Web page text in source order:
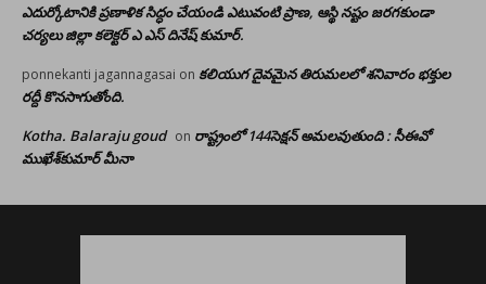
ఎదుర్కోటానికి ప్రణాళిక సిద్ధం చేయండి ఎటువంటి ప్రాణ, ఆస్థి నష్టం జరగకుండా
చర్యలు జిల్లా కలెక్టర్ ఎ ఎస్ దినేష్ కుమార్.
ponnekanti jagannagasai on కలియుగ దైవమైన తిరుమలలో శనివారం భక్తుల
రద్దీ కొనసాగుతోంది.
Kotha. Balaraju goud on రాష్ట్రంలో 144సెక్షన్ అమలవుతుంది : సీఈవో
ముఖేశ్‌కుమార్‌ మీనా